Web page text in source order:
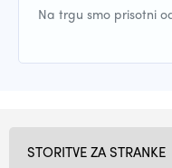
Na trgu smo prisotni
STORITVE ZA STRANKE